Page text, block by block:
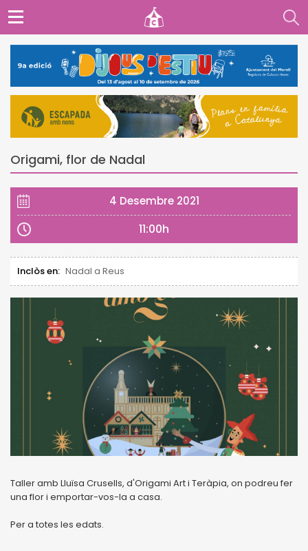
Origami, flor de Nadal
4 Desembre 2021
11:00h
Inclòs en: Nadal a Reus
Taller amb Lluïsa Crusells, d'Origami Art i Teràpia, on podreu fer
una flor i emportar-vos-la a casa.
Per a totes les edats.